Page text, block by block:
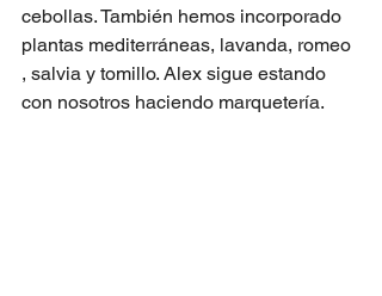
cebollas. También hemos incorporado
plantas mediterráneas, lavanda, romeo
, salvia y tomillo. Alex sigue estando
con nosotros haciendo marquetería.